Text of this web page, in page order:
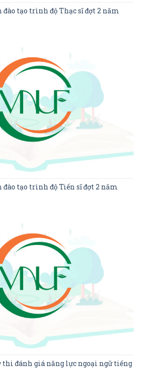
tạo trình độ Thạc sĩ đợt 2 năm
đào tạo trình độ Tiến sĩ đợt 2 năm
thi đánh giá năng lực ngoại ngữ tiếng